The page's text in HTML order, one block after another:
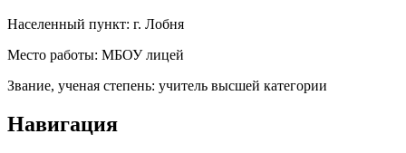
Населенный пункт: г. Лобня
Место работы: МБОУ лицей
Звание, ученая степень: учитель высшей категории
Навигация